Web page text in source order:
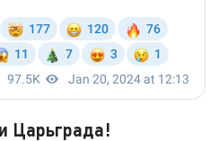
Царьграда!